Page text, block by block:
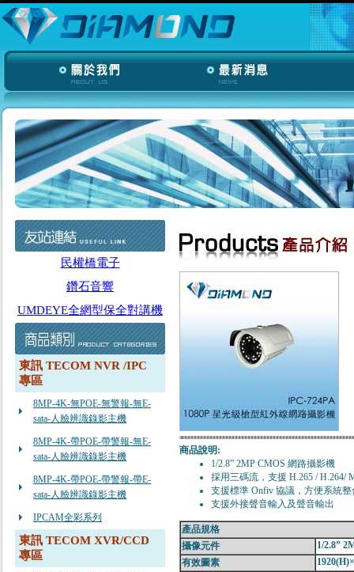
民權橋電子
鑽石音響
UMDEYE全網型保全對講機
東訊 TECOM NVR /IPC
專區
8MP-4K-無POE-無警報-無E-
sata-人臉辨識錄影主機
8MP-4K-帶POE-帶警報-無E-
sata-人臉辨識錄影主機
8MP-4K-帶POE-帶警報-帶E-
sata-人臉辨識錄影主機
IPCAM全彩系列
東訊 TECOM XVR/CCD
專區
商品說明:
1/2.8” 2MP CMOS 網路攝影機
採用三碼流，支援 H.265 / H.264/
支援標準 Onfiv 協議，方便系統
支援外接聲音輸入及聲音輸出
產品規格
攝像元件
1/2.8”
有效圖素
1920(H)